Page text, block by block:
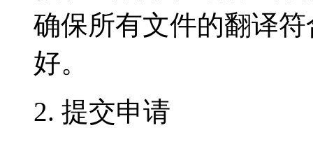
确保所有文件的翻译
好。
2. 提交申请